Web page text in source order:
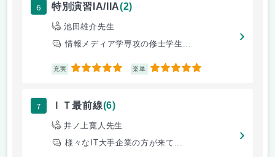
6 特別演習IA/IIA(2)
池田雄介先生
情報メディア学専攻の修士学生...
充実 5 楽単 5
7 ＩＴ最前線(6)
井ノ上寛人先生
様々なIT大手企業の方が来て...